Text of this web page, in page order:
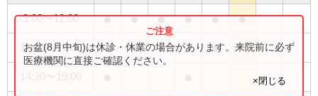
9:00〜12:00 ● ● ● ● ● ●
14:30〜17:00 ● ●
お盆(8月中旬)は休診・休業の場合があります。来院前に必ず
医療機関に直接ご確認ください。
×閉じる